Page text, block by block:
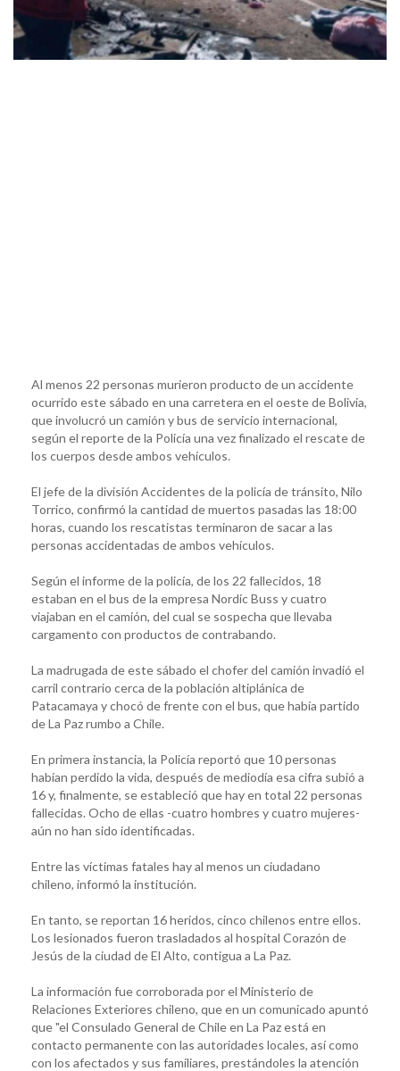
Al menos 22 personas murieron producto de un accidente
ocurrido este sábado en una carretera en el oeste de Bolivia,
que involucró un camión y bus de servicio internacional,
según el reporte de la Policía una vez finalizado el rescate de
los cuerpos desde ambos vehículos.
El jefe de la división Accidentes de la policía de tránsito, Nilo
Torrico, confirmó la cantidad de muertos pasadas las 18:00
horas, cuando los rescatistas terminaron de sacar a las
personas accidentadas de ambos vehículos.
Según el informe de la policía, de los 22 fallecidos, 18
estaban en el bus de la empresa Nordic Buss y cuatro
viajaban en el camión, del cual se sospecha que llevaba
cargamento con productos de contrabando.
La madrugada de este sábado el chofer del camión invadió el
carril contrario cerca de la población altiplánica de
Patacamaya y chocó de frente con el bus, que había partido
de La Paz rumbo a Chile.
En primera instancia, la Policía reportó que 10 personas
habían perdido la vida, después de mediodía esa cifra subió a
16 y, finalmente, se estableció que hay en total 22 personas
fallecidas. Ocho de ellas -cuatro hombres y cuatro mujeres-
aún no han sido identificadas.
Entre las víctimas fatales hay al menos un ciudadano
chileno, informó la institución.
En tanto, se reportan 16 heridos, cinco chilenos entre ellos.
Los lesionados fueron trasladados al hospital Corazón de
Jesús de la ciudad de El Alto, contigua a La Paz.
La información fue corroborada por el Ministerio de
Relaciones Exteriores chileno, que en un comunicado apuntó
que "el Consulado General de Chile en La Paz está en
contacto permanente con las autoridades locales, así como
con los afectados y sus familiares, prestándoles la atención